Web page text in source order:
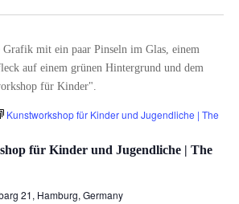
für Kinder und Jugendliche | The
Kunstworkshop für Kinder und Jugendliche | The
21, Hamburg, Germany